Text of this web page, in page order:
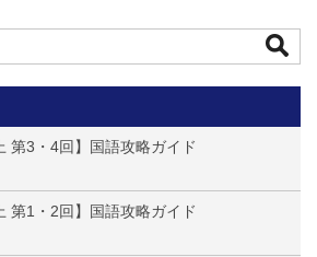
第3・4回】国語攻略ガイド
第1・2回】国語攻略ガイド